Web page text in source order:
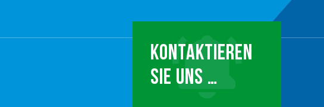
KONTAKTIEREN
SIE UNS …